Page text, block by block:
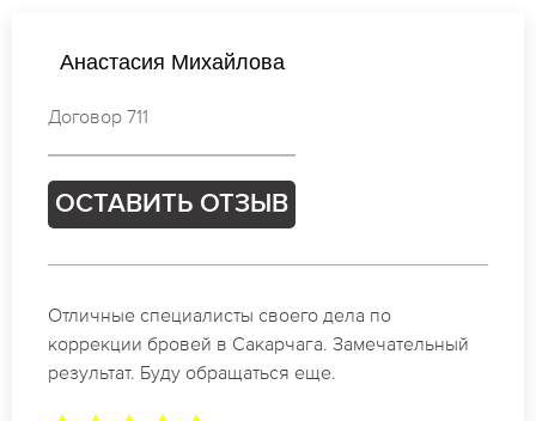
Ирина Кузнецова
Договор 914
ОСТАВИТЬ ОТЗЫВ
Спасибо огромное. Заказывала татуаж на свадьбу
в Сакарчага. За 2 часа все было сделано.